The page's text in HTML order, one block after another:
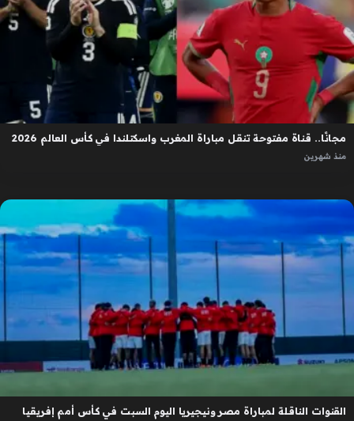
مجانًا.. قناة مفتوحة تنقل مباراة المغرب واسكتلندا في كأس العالم 2026
منذ شهرين
القنوات الناقلة لمباراة مصر ونيجيريا اليوم السبت في كأس أمم إفريقيا